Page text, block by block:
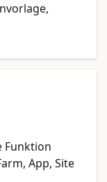
Funktion
App, Site